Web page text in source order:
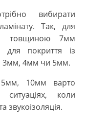
вибирати
Так, для
товщиною 7мм
покриття із
3мм, 4мм чи 5мм.
5мм, 10мм варто
коли
звукоізоляція.